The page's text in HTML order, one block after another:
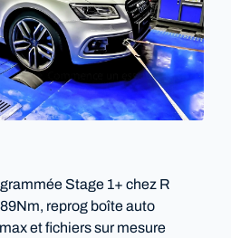
Stage 1+ chez R
reprog boîte auto
et fichiers sur mesure